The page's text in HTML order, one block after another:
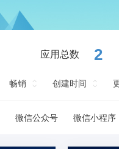
应用总数 2
畅销 创建时间
微信公众号 微信小程序